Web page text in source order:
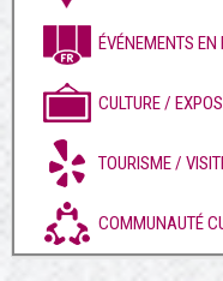
ÉVÉNEMENTS EN
CULTURE / EXPOS
TOURISME /
COMMUNAUTÉ